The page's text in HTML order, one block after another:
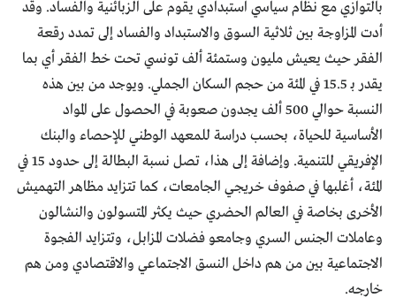
بالتوازي مع نظام سياسي استبدادي يقوم على الزبائنية والفساد. وقد
أدت المزاوجة بين ثلاثية السوق والاستبداد والفساد إلى تمدد رقعة
الفقر حيث يعيش مليون وستمئة ألف تونسي تحت خط الفقر أي بما
يقدر بـ 15.5 في المئة من حجم السكان الجملي. ويوجد من بين هذه
النسبة حوالي 500 ألف يجدون صعوبة في الحصول على المواد
الأساسية للحياة، بحسب دراسة للمعهد الوطني للإحصاء والبنك
الإفريقي للتنمية. وإضافة إلى هذا، تصل نسبة البطالة إلى حدود 15 في
المئة، أغلبها في صفوف خريجي الجامعات، كما تتزايد مظاهر التهميش
الأخرى بخاصة في العالم الحضري حيث يكثر المتسولون والنشالون
وعاملات الجنس السري وجامعو فضلات المزابل، وتتزايد الفجوة
الاجتماعية بين من هم داخل النسق الاجتماعي والاقتصادي ومن هم
خارجه.